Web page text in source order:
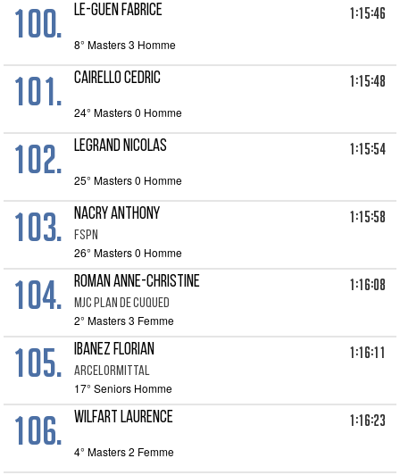
100. LE-GUEN FABRICE 1:15:46
8° Masters 3 Homme
101. CAIRELLO CEDRIC 1:15:48
24° Masters 0 Homme
102. LEGRAND NICOLAS 1:15:54
25° Masters 0 Homme
103. NACRY ANTHONY
FSPN
1:15:58
26° Masters 0 Homme
104. ROMAN ANNE-CHRISTINE
MJC PLAN DE CUQUED
1:16:08
2° Masters 3 Femme
105. IBANEZ FLORIAN
ARCELORMITTAL
1:16:11
17° Seniors Homme
106. WILFART LAURENCE 1:16:23
4° Masters 2 Femme